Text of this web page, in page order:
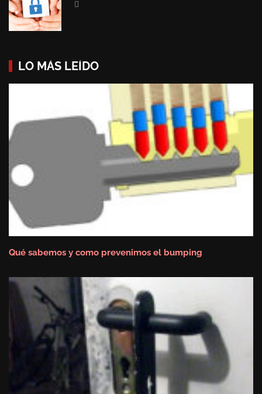
LO MÁS LEÍDO
Qué sabemos y como prevenimos el bumping